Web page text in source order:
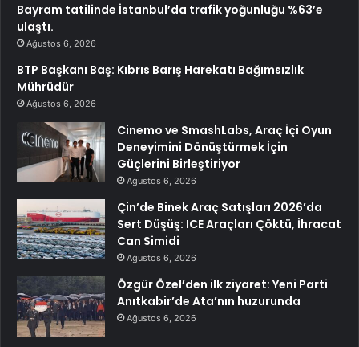
Bayram tatilinde İstanbul’da trafik yoğunluğu %63’e
ulaştı.
Ağustos 6, 2026
BTP Başkanı Baş: Kıbrıs Barış Harekatı Bağımsızlık
Mührüdür
Ağustos 6, 2026
Cinemo ve SmashLabs, Araç İçi Oyun
Deneyimini Dönüştürmek İçin
Güçlerini Birleştiriyor
Ağustos 6, 2026
Çin’de Binek Araç Satışları 2026’da
Sert Düşüş: ICE Araçları Çöktü, İhracat
Can Simidi
Ağustos 6, 2026
Özgür Özel’den ilk ziyaret: Yeni Parti
Anıtkabir’de Ata’nın huzurunda
Ağustos 6, 2026